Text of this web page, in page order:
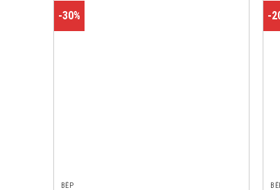
-30%
BẾP
-